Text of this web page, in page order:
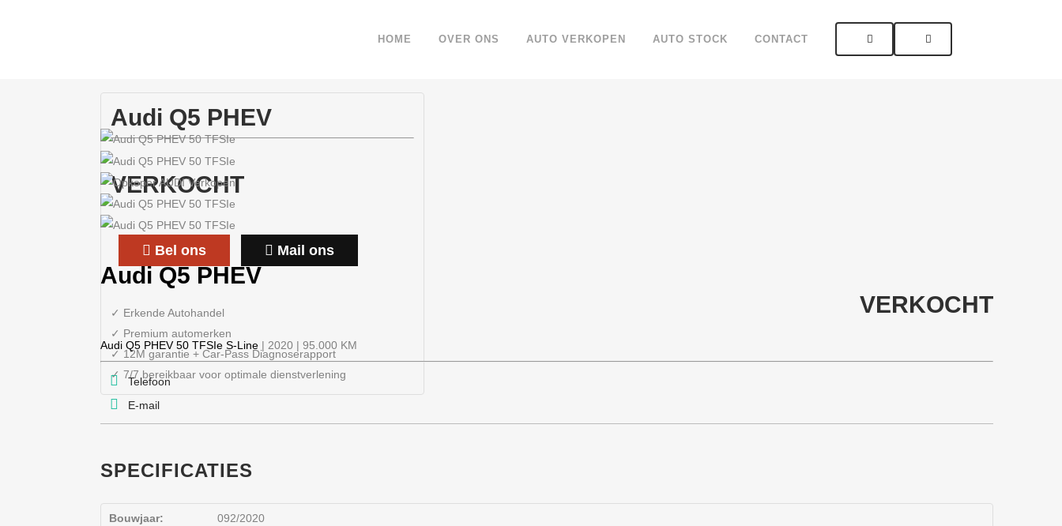
HOME OVER ONS AUTO VERKOPEN AUTO STOCK CONTACT
Audi Q5 PHEV
VERKOCHT
Audi Q5 PHEV 50 TFSIe S-Line | 2020 | 95.000 KM
Telefoon
E-mail
SPECIFICATIES
Bouwjaar: 092/2020
Audi Q5 PHEV
VERKOCHT
Bel ons Mail ons
✓ Erkende Autohandel
✓ Premium automerken
✓ 12M garantie + Car-Pass Diagnoserapport
✓ 7/7 bereikbaar voor optimale dienstverlening